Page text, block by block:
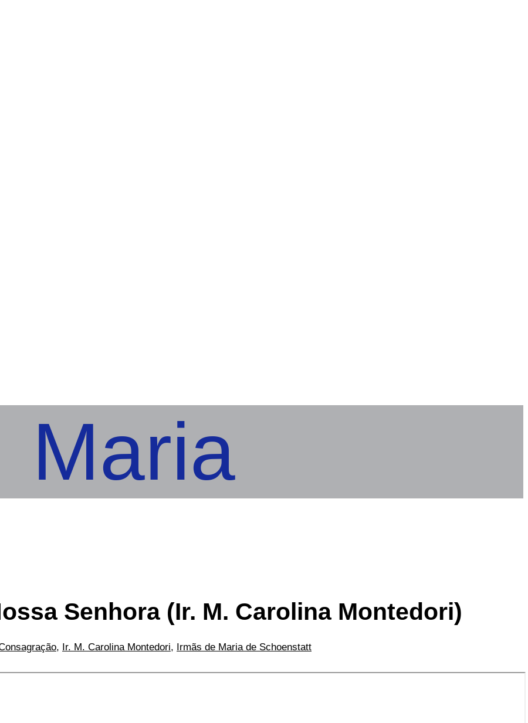
Maria
Senhora (Ir. M. Carolina Montedori)
, Ir. M. Carolina Montedori, Irmãs de Maria de Schoenstatt